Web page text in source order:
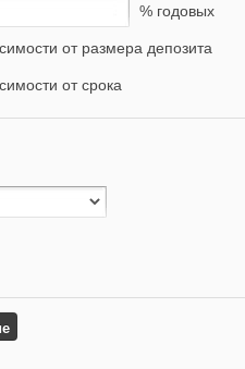
% годовых
от размера депозита
от срока